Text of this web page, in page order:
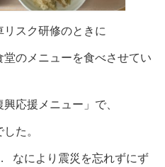
スク研修のときに
のメニューを食べさせてい
応援メニュー」で、
た。
なにより震災を忘れずにず